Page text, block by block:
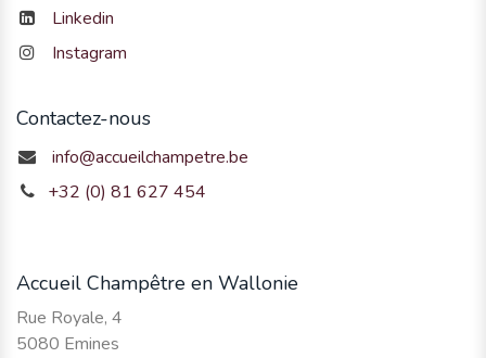
Linkedin
Instagram
Contactez-nous
info@accueilchampetre.be
+32 (0) 81 627 454
Accueil Champêtre en Wallonie
Rue Royale, 4
5080 Emines